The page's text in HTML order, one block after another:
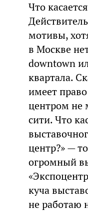
Что
мотивы,
в Москве
downtown
квартала.
имеет
центром не
сити. Что
центр?» —
огромный
куча
не работаю